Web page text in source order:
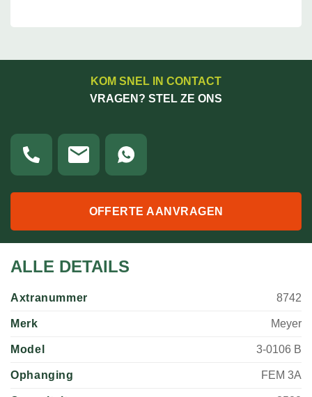
KOM SNEL IN CONTACT
VRAGEN? STEL ZE ONS
OFFERTE AANVRAGEN
ALLE DETAILS
Axtranummer 8742
Merk Meyer
Model 3-0106 B
Ophanging FEM 3A